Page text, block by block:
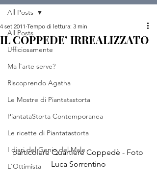
All Posts
Ufficiosamente
Ma l'arte serve?
Riscoprendo Agatha
Le Mostre di Piantatastorta
PiantataStorta Contemporanea
Le ricette di Piantatastorta
I diari del Genio del Male
L'Ottimista
All Posts
IL COPPEDE’ IRREALIZZATO
4 set 2011 Tempo di lettura: 3 min
particolare Quartiere Coppedè - Foto
Luca Sorrentino